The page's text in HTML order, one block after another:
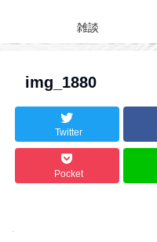
雑談
img_1880
Twitter
Pocket